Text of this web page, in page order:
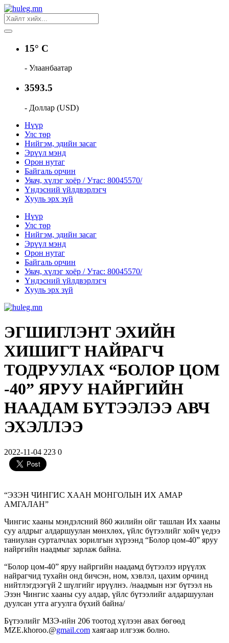
15° C
- Улаанбаатар
3593.5
- Доллар (USD)
Нүүр
Улс төр
Нийгэм, эдийн засаг
Эрүүл мэнд
Орон нутаг
Байгаль орчин
Уяач, хүлэг хоёр / Утас: 80045570/
Үндэсний үйлдвэрлэгч
Хууль эрх зүй
Нүүр
Улс төр
Нийгэм, эдийн засаг
Эрүүл мэнд
Орон нутаг
Байгаль орчин
Уяач, хүлэг хоёр / Утас: 80045570/
Үндэсний үйлдвэрлэгч
Хууль эрх зүй
ЭГШИГЛЭНТ ЭХИЙН
ХИШИГТ НАЙРАГЧ
ТОДРУУЛАХ “БОЛОР ЦОМ
-40” ЯРУУ НАЙРГИЙН
НААДАМ БҮТЭЭЛЭЭ АВЧ
ЭХЭЛЛЭЭ
2022-11-04 223 0
“ЭЗЭН ЧИНГИС ХААН МОНГОЛЫН ИХ АМАР
АМГАЛАН”
Чингис хааны мэндэлсний 860 жилийн ойг ташлан Их хааны
суу алдрыг алдаршуулан мөнхлөх, үйлс бүтээлийг хойч үедээ
таниулан сурталчлах зорилгын хүрээнд “Болор цом-40” яруу
найргийн наадмыг зарлаж байна.
“Болор цом-40” яруу найргийн наадамд бүтээлээ ирүүлэх
найрагчид тухайн онд бичсэн, ном, хэвлэл, цахим орчинд
нийтлэгдээгүй 2 шүлгийг ирүүлнэ. /наадмын нэг бүтээл нь
Эзэн Чингис хааны суу алдар, үйлс бүтээлийг алдаршуулан
дуулсан утга агуулга бүхий байна/
Бүтээлийг МЗЭ-ийн 206 тоотод хүлээн авах бөгөөд
MZE.khoroo.@gmail.com хаягаар илгээж болно.